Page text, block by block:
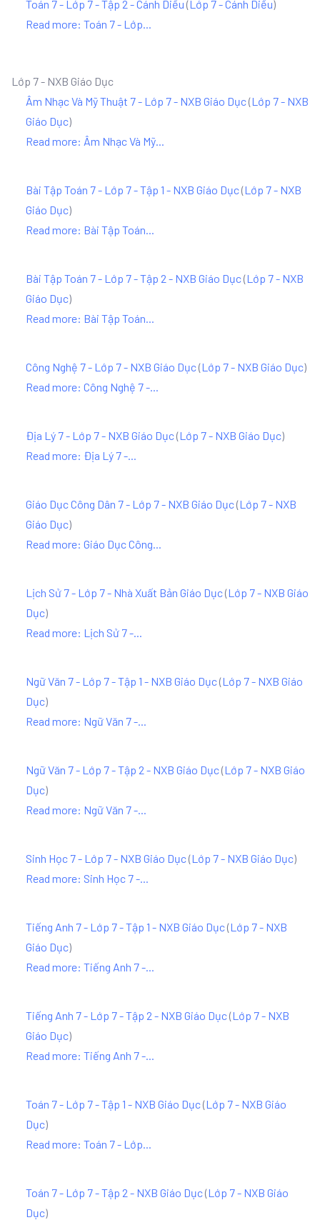
Toán 7 - Lớp 7 - Tập 2 - Cánh Diều (Lớp 7 - Cánh Diều)
Read more: Toán 7 - Lớp...
Lớp 7 - NXB Giáo Dục
Âm Nhạc Và Mỹ Thuật 7 - Lớp 7 - NXB Giáo Dục(Lớp 7 - NXB
Giáo Dục)
Read more: Âm Nhạc Và Mỹ...
Bài Tập Toán 7 - Lớp 7 - Tập 1 - NXB Giáo Dục(Lớp 7 - NXB
Giáo Dục)
Read more: Bài Tập Toán...
Bài Tập Toán 7 - Lớp 7 - Tập 2 - NXB Giáo Dục(Lớp 7 - NXB
Giáo Dục)
Read more: Bài Tập Toán...
Công Nghệ 7 - Lớp 7 - NXB Giáo Dục(Lớp 7 - NXB Giáo Dục)
Read more: Công Nghệ 7 -...
Địa Lý 7 - Lớp 7 - NXB Giáo Dục(Lớp 7 - NXB Giáo Dục)
Read more: Địa Lý 7 -...
Giáo Dục Công Dân 7 - Lớp 7 - NXB Giáo Dục(Lớp 7 - NXB
Giáo Dục)
Read more: Giáo Dục Công...
Lịch Sử 7 - Lớp 7 - Nhà Xuất Bản Giáo Dục(Lớp 7 - NXB Giáo
Dục)
Read more: Lịch Sử 7 -...
Ngữ Văn 7 - Lớp 7 - Tập 1 - NXB Giáo Dục(Lớp 7 - NXB Giáo
Dục)
Read more: Ngữ Văn 7 -...
Ngữ Văn 7 - Lớp 7 - Tập 2 - NXB Giáo Dục(Lớp 7 - NXB Giáo
Dục)
Read more: Ngữ Văn 7 -...
Sinh Học 7 - Lớp 7 - NXB Giáo Dục(Lớp 7 - NXB Giáo Dục)
Read more: Sinh Học 7 -...
Tiếng Anh 7 - Lớp 7 - Tập 1 - NXB Giáo Dục(Lớp 7 - NXB
Giáo Dục)
Read more: Tiếng Anh 7 -...
Tiếng Anh 7 - Lớp 7 - Tập 2 - NXB Giáo Dục(Lớp 7 - NXB
Giáo Dục)
Read more: Tiếng Anh 7 -...
Toán 7 - Lớp 7 - Tập 1 - NXB Giáo Dục(Lớp 7 - NXB Giáo
Dục)
Read more: Toán 7 - Lớp...
Toán 7 - Lớp 7 - Tập 2 - NXB Giáo Dục(Lớp 7 - NXB Giáo
Dục)